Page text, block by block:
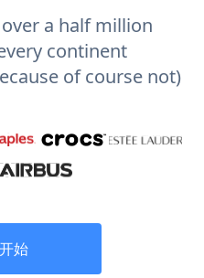
a half million
continent
of course not)
始